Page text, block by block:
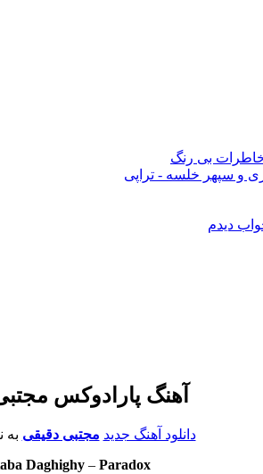
خاطرات بی رنگ
و سپهر خلسه - تراپی
دیدم
آهنگ پارادوکس
دانلود آهنگ جدید مجتبی دقیقی به
Daghighy – Paradox